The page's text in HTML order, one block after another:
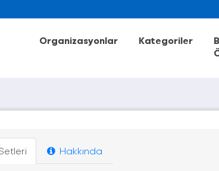
Organizasyonlar Kategoriler
Hakkında